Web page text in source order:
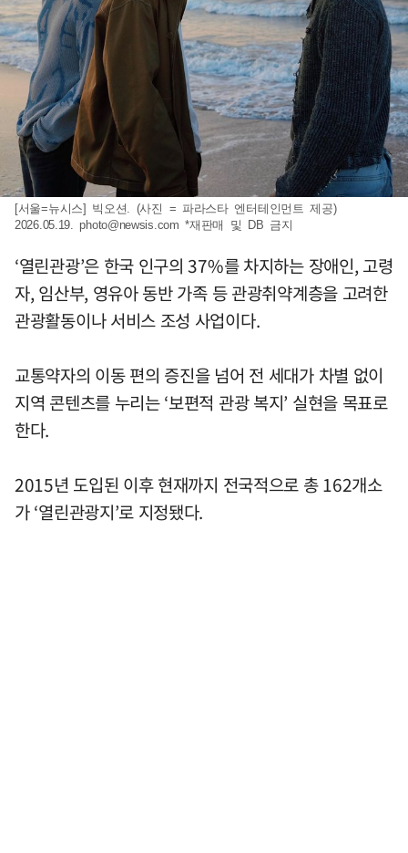
[서울=뉴시스] 빅오션. (사진 = 파라스타 엔터테인먼트 제공)
2026.05.19.photo@newsis.com *재판매 및 DB 금지
‘열린관광’은 한국 인구의 37%를 차지하는 장애인, 고령
자, 임산부, 영유아 동반 가족 등 관광취약계층을 고려한
관광활동이나 서비스 조성 사업이다.
교통약자의 이동 편의 증진을 넘어 전 세대가 차별 없이
지역 콘텐츠를 누리는 ‘보편적 관광 복지’ 실현을 목표로
한다.
2015년 도입된 이후 현재까지 전국적으로 총 162개소
가 ‘열린관광지’로 지정됐다.